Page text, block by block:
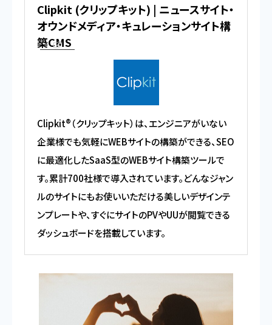
Clipkit (クリップキット) | ニュースサイト・
オウンドメディア・キュレーションサイト構
築CMS
Clipkit®（クリップキット）は、エンジニアがいない
企業様でも気軽にWEBサイトの構築ができる、SEO
に最適化したSaaS型のWEBサイト構築ツールで
す。累計700社様で導入されています。どんなジャン
ルのサイトにもお使いいただける美しいデザインテ
ンプレートや、すぐにサイトのPVやUUが閲覧できる
ダッシュボードを搭載しています。